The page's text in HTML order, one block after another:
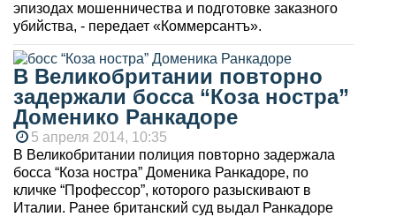
эпизодах мошенничества и подготовке заказного
убийства, - передает «Коммерсантъ».
В Великобритании повторно
задержали босса “Коза ностра”
Доменико Ранкадоре
5 апреля 2014, 10:35
В Великобритании полиция повторно задержала
босса “Коза ностра” Доменика Ранкадоре, по
кличке “Профессор”, которого разыскивают в
Италии. Ранее британский суд выдал Ранкадоре